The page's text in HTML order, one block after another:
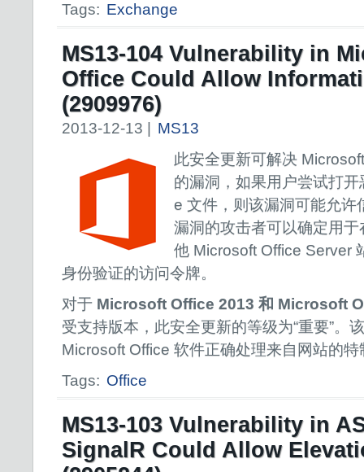
Tags: Exchange
MS13-104 Vulnerability in
Office Could Allow
(2909976)
2013-12-13 |
MS13
此安全更新可解决
的漏洞，如果用户尝试打
e 文件，则该漏洞可能允许
漏洞的攻击者可以确定用
他 Microsoft Office Server
身份验证的访问令牌。
对于 Microsoft Office 2013 和 Microsoft
受支持版本，此安全更新的等级为“重要”。
Microsoft Office 软件正确处理来自网站的
Tags: Office
MS13-103 Vulnerability in
SignalR Could Allow